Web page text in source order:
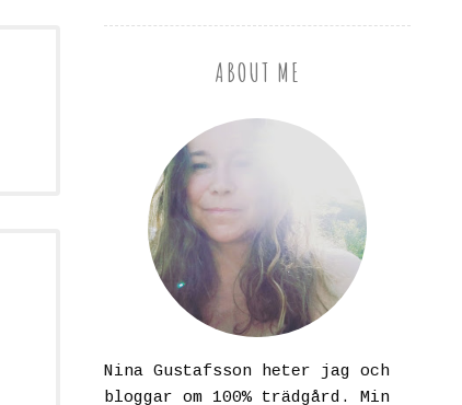
ABOUT ME
Nina Gustafsson heter jag och
bloggar om 100% trädgård. Min